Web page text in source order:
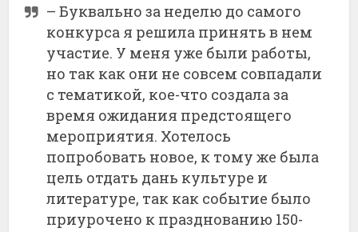
– Буквально за неделю до самого
конкурса я решила принять в нем
участие. У меня уже были работы,
но так как они не совсем совпадали
с тематикой, кое-что создала за
время ожидания предстоящего
мероприятия. Хотелось
попробовать новое, к тому же была
цель отдать дань культуре и
литературе, так как событие было
приурочено к празднованию 150-